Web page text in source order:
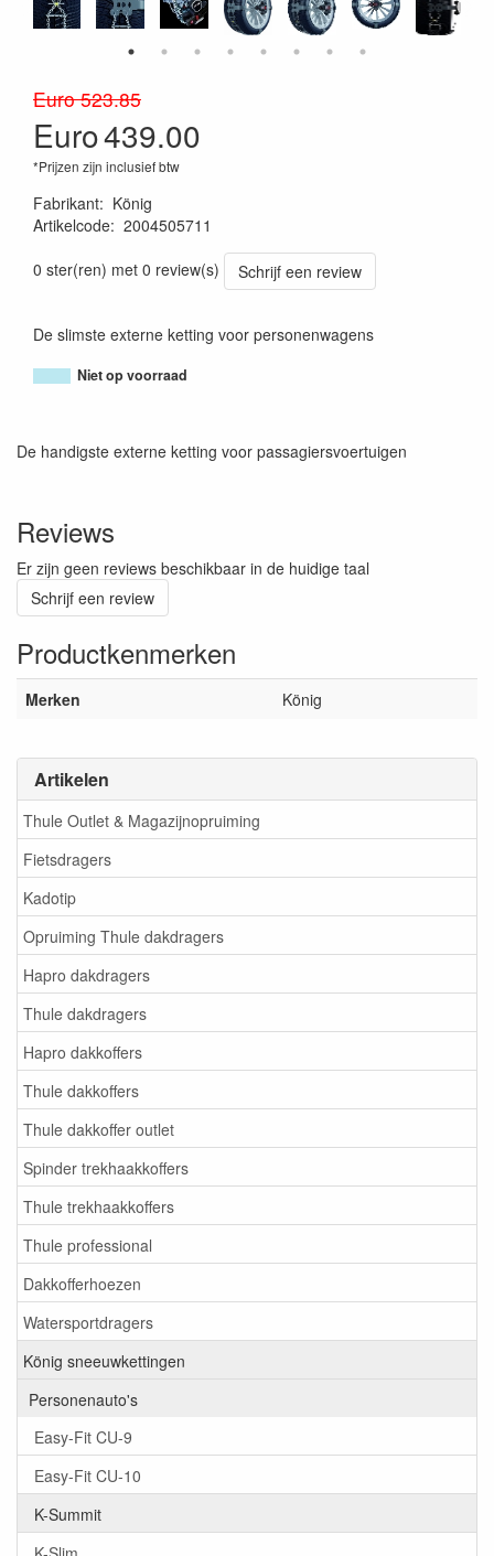
Artikelen
Thule Outlet & Magazijnopruiming
Fietsdragers
Kadotip
Opruiming Thule dakdragers
Hapro dakdragers
Thule dakdragers
Hapro dakkoffers
Thule dakkoffers
Thule dakkoffer outlet
Spinder trekhaakkoffers
Thule trekhaakkoffers
Thule professional
Dakkofferhoezen
Watersportdragers
König sneeuwkettingen
Personenauto's
Easy-Fit CU-9
Easy-Fit CU-10
K-Summit
Euro 523.85
Euro439.00
*Prijzen zijn inclusief btw
Fabrikant: König
Artikelcode: 2004505711
0 ster(ren) met 0 review(s)
Schrijf een review
De slimste externe ketting voor personenwagens
Niet op voorraad
De handigste externe ketting voor passagiersvoertuigen
Reviews
Er zijn geen reviews beschikbaar in de huidige taal
Schrijf een review
Productkenmerken
Merken König